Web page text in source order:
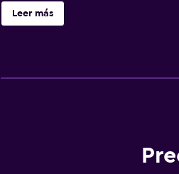
de Bressanone está a 33 km del
Leer más